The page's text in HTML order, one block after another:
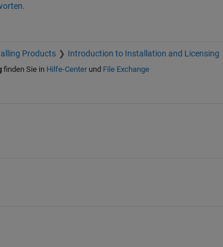
Products Introduction to Installation and Licensing
finden Sie in Hilfe-Centerund File Exchange